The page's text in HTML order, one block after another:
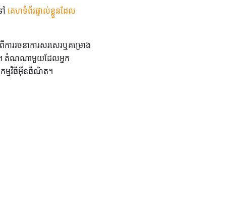
គេហទំព័រផ្ទាល់ខ្លួនដែល
ាររចនាការសរសេរឬគម្រោង
ក។ តំណណាមួយដែលអ្នក
កម្មវិធីអ៊ីនធឺណិត។